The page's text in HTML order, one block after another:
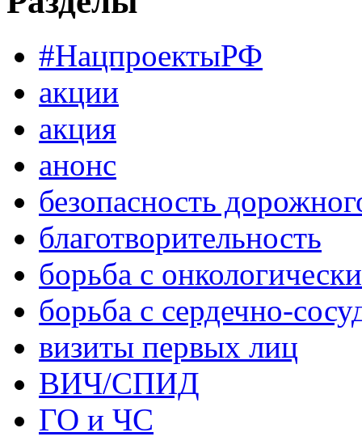
#НацпроектыРФ
акции
акция
анонс
безопасность
благотворительность
борьба с
борьба с сердечно-
визиты первых лиц
ВИЧ/СПИД
ГО и ЧС